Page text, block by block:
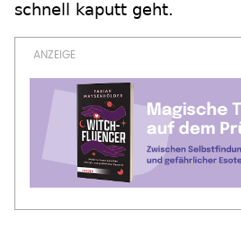
schnell kaputt geht.